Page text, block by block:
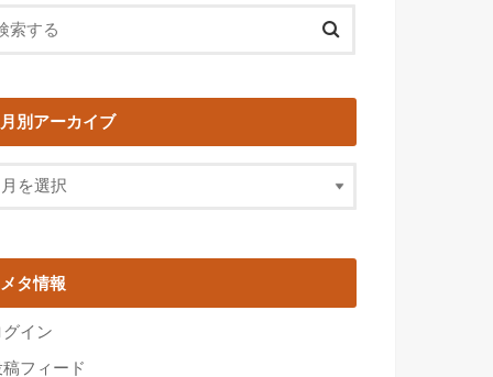
月別アーカイブ
メタ情報
グイン
稿フィード